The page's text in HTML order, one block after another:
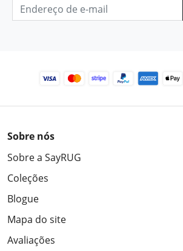
Sobre nós
Sobre a SayRUG
Coleções
Blogue
Mapa do site
Avaliações